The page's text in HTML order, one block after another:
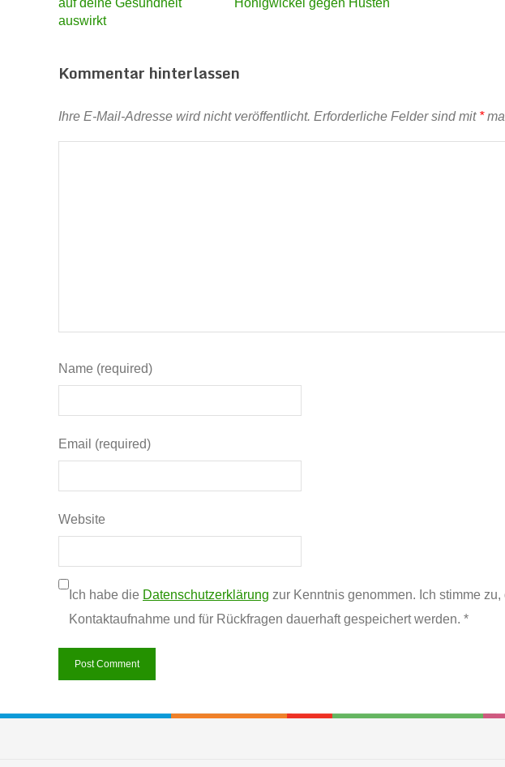
auf deine Gesundheit
auswirkt
Honigwickel gegen Husten
Kommentar hinterlassen
Ihre E-Mail-Adresse wird nicht veröffentlicht. Erforderliche Felder sind mit *
Name (required)
Email (required)
Website
Ich habe die Datenschutzerklärung zur Kenntnis genommen. Ich stimme
Kontaktaufnahme und für Rückfragen dauerhaft gespeichert werden. *